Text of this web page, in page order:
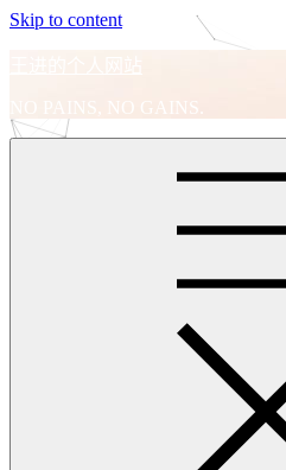
Skip to content
王进的个人网站
NO PAINS, NO GAINS.